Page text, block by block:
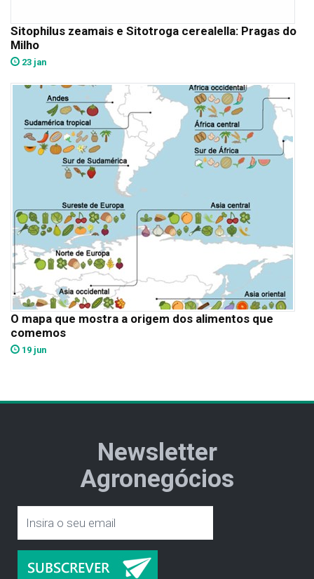
Sitophilus zeamais e Sitotroga cerealella: Pragas do
Milho
23 jan
O mapa que mostra a origem dos alimentos que
comemos
19 jun
Newsletter
Agronegócios